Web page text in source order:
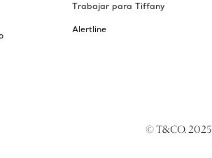
Trabajar para Tiffany
Alertline
© T&CO. 2025